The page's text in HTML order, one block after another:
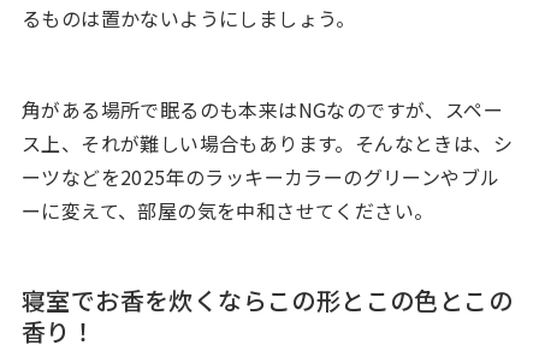
るものは置かないようにしましょう。
角がある場所で眠るのも本来はNGなのですが、スペー
ス上、それが難しい場合もあります。そんなときは、シ
ーツなどを2025年のラッキーカラーのグリーンやブル
ーに変えて、部屋の気を中和させてください。
寝室でお香を炊くならこの形とこの色とこの
香り！